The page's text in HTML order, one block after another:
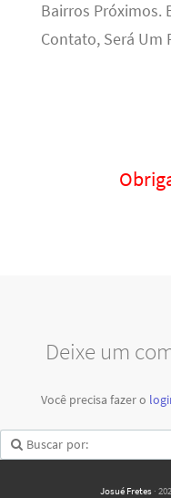
Bairros Próximos.
Contato, Será Um
Deixe um
Você precisa fazer o
Josué Fretes ·